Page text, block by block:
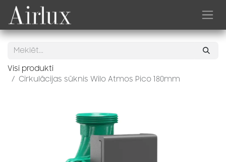
Skip to Content
Visi produkti
Cirkulācijas sūknis Wilo Atmos Pico 180mm